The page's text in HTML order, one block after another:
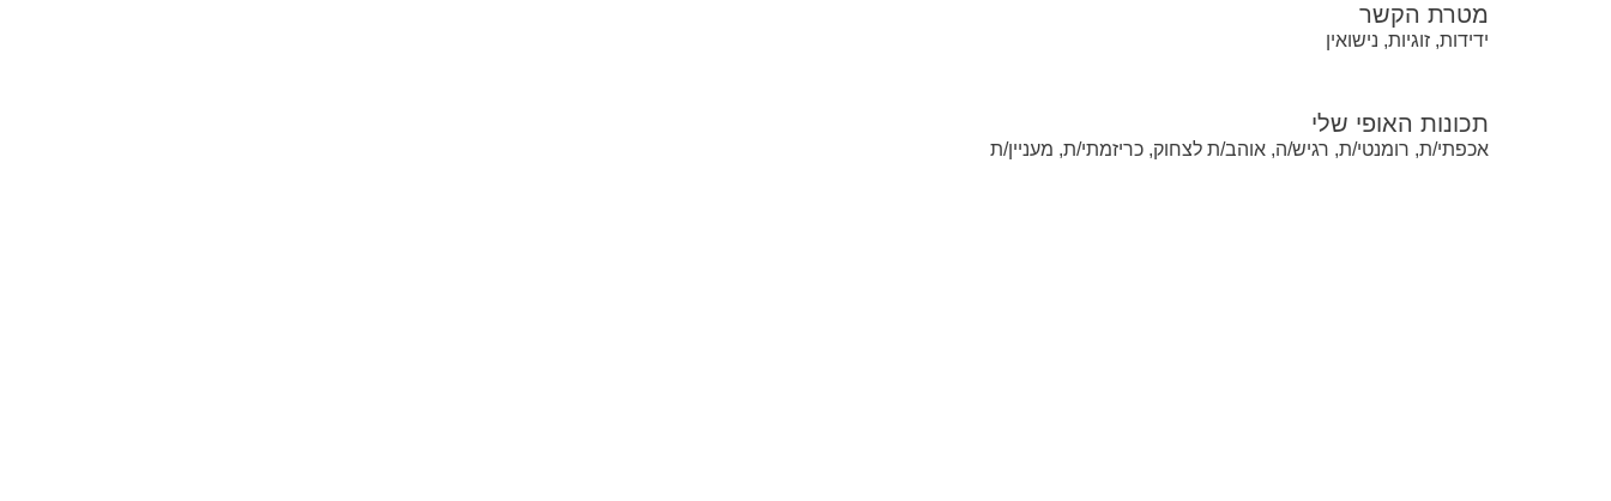
מטרת הקשר
ידידות, זוגיות, נישואין
תכונות האופי שלי
אכפתי/ת, רומנטי/ת, רגיש/ה, אוהב/ת לצחוק, כריזמתי/ת, מעניין/ת